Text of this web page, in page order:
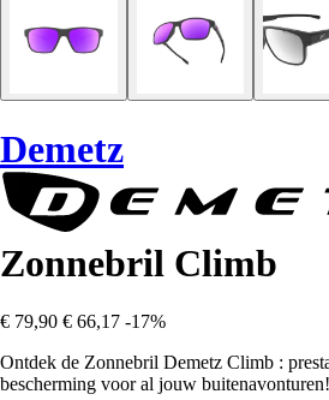
Demetz
Zonnebril Climb
€ 79,90 € 66,17 -17%
Ontdek de Zonnebril Demetz Climb :
bescherming voor al jouw buitenavonturen!